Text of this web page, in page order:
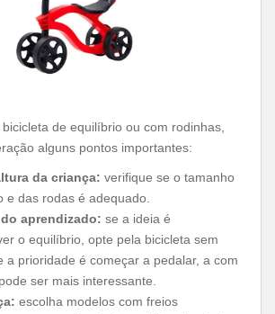
de equilíbrio ou com rodinhas,
alguns pontos importantes:
da criança: verifique se o tamanho
e das rodas é adequado.
aprendizado: se a ideia é
o equilíbrio, opte pela bicicleta sem
a prioridade é começar a pedalar, a com
ser mais interessante.
escolha modelos com freios